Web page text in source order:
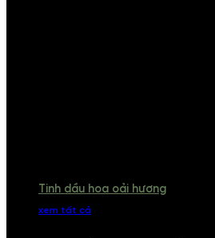
Tinh dầu hoa oải hương
xem tất cả